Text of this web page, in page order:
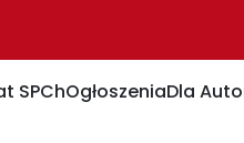
SPChOgłoszeniaDla